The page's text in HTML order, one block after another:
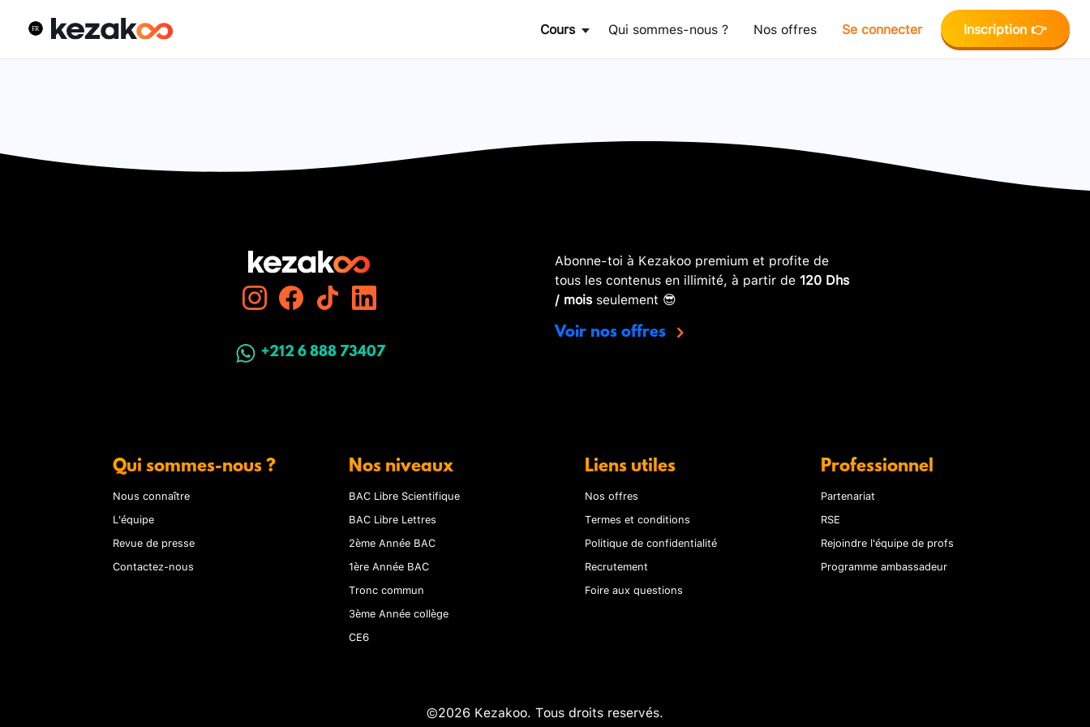
Cours Qui sommes-nous ? Nos offres Se connecter Inscription 👉
+212 6 888 73407
Abonne-toi à Kezakoo premium et profite de
tous les contenus en illimité, à partir de 120 Dhs
/ moisseulement 😎
Voir nos offres
Qui sommes-nous ?
Nous connaître
L'équipe
Revue de presse
Contactez-nous
Nos niveaux
BAC Libre Scientifique
BAC Libre Lettres
2ème Année BAC
1ère Année BAC
Tronc commun
3ème Année collège
CE6
Liens utiles
Nos offres
Termes et conditions
Politique de confidentialité
Recrutement
Foire aux questions
Professionnel
Partenariat
RSE
Rejoindre l'équipe de profs
Programme ambassadeur
©2026 Kezakoo. Tous droits reservés.